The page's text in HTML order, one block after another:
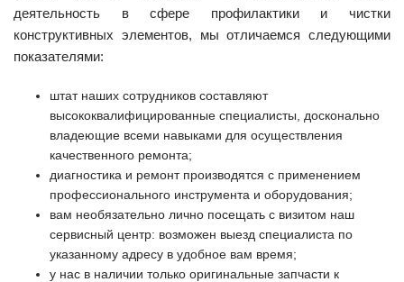
деятельность в сфере профилактики и чистки
конструктивных элементов, мы отличаемся следующими
показателями:
штат наших сотрудников составляют
высококвалифицированные специалисты, досконально
владеющие всеми навыками для осуществления
качественного ремонта;
диагностика и ремонт производятся с применением
профессионального инструмента и оборудования;
вам необязательно лично посещать с визитом наш
сервисный центр: возможен выезд специалиста по
указанному адресу в удобное вам время;
у нас в наличии только оригинальные запчасти к